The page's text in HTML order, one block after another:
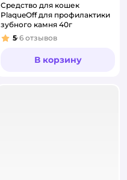
Средство для кошек
PlaqueOff для профилактики
зубного камня 40г
Рейтинг:
5 6 отзывов
В корзину